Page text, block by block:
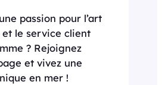
passion pour l’art
le service client
? Rejoignez
et vivez une
en mer !